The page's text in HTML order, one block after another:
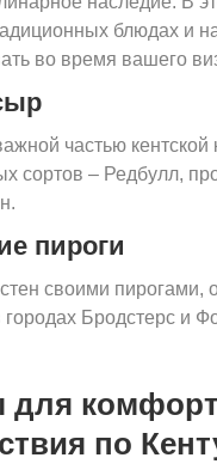
блюдах и
во время вашего
частью кентской
сортов – Редбулл,
пироги
своими пирогами,
Бродстерс и
для
по